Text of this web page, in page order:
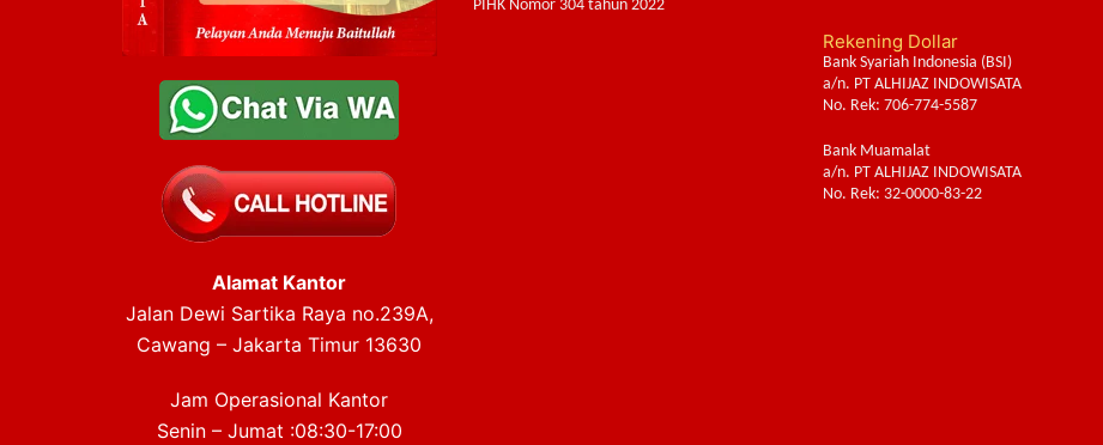
Alamat Kantor
Jalan Dewi Sartika Raya no.239A,
Cawang – Jakarta Timur 13630
Jam Operasional Kantor
Senin – Jumat :08:30-17:00
PIHK Nomor 304 tahun 2022
Rekening Dollar
Bank Syariah Indonesia (BSI)
a/n. PT ALHIJAZ INDOWISATA
No. Rek: 706-774-5587
Bank Muamalat
a/n. PT ALHIJAZ INDOWISATA
No. Rek: 32-0000-83-22